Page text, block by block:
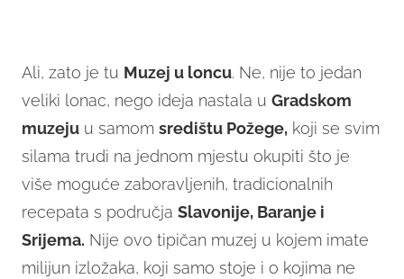
Ali, zato je tu Muzej u loncu. Ne, nije to jedan
veliki lonac, nego ideja nastala u Gradskom
muzeju u samom središtu Požege, koji se svim
silama trudi na jednom mjestu okupiti što je
više moguće zaboravljenih, tradicionalnih
recepata s područja Slavonije, Baranje i
Srijema. Nije ovo tipičan muzej u kojem imate
milijun izložaka, koji samo stoje i o kojima ne